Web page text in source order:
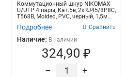
6кН 8
15кН 8
Коммутационный шнур NIKOMAX
U/UTP 4 пары, Кат.5е, 2хRJ45/8P8C,
T568B, Molded, PVC, черный, 1,5м...
Подробнее Сравнить
Наличие: В наличии
324,90 ₽
– +